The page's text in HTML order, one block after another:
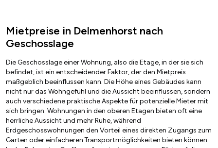
Mietpreise in Delmenhorst nach
Geschosslage
Die Geschosslage einer Wohnung, also die Etage, in der sie sich
befindet, ist ein entscheidender Faktor, der den Mietpreis
maßgeblich beeinflussen kann. Die Höhe eines Gebäudes kann
nicht nur das Wohngefühl und die Aussicht beeinflussen, sondern
auch verschiedene praktische Aspekte für potenzielle Mieter mit
sich bringen. Wohnungen in den oberen Etagen bieten oft eine
herrliche Aussicht und mehr Ruhe, während
Erdgeschosswohnungen den Vorteil eines direkten Zugangs zum
Garten oder einfacheren Transportmöglichkeiten bieten können.